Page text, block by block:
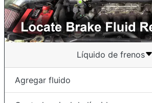
Líquido de frenos
Agregar fluido